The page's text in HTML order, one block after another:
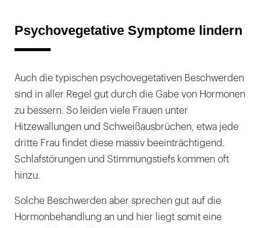
Psychovegetative Symptome lindern
Auch die typischen psychovegetativen Beschwerden
sind in aller Regel gut durch die Gabe von Hormonen
zu bessern. So leiden viele Frauen unter
Hitzewallungen und Schweißausbrüchen, etwa jede
dritte Frau findet diese massiv beeinträchtigend.
Schlafstörungen und Stimmungstiefs kommen oft
hinzu.
Solche Beschwerden aber sprechen gut auf die
Hormonbehandlung an und hier liegt somit eine